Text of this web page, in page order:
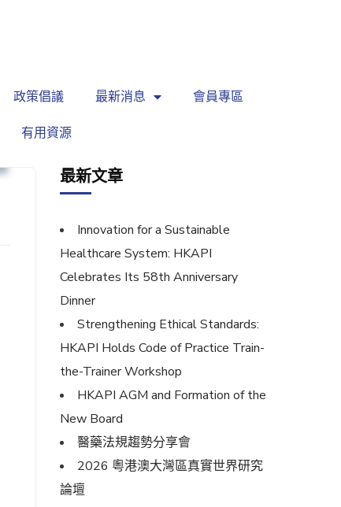
政策倡議 最新消息 會員專區
有用資源
最新文章
Innovation for a Sustainable
Healthcare System: HKAPI
Celebrates Its 58th Anniversary
Dinner
Strengthening Ethical Standards:
HKAPI Holds Code of Practice Train-
the-Trainer Workshop
HKAPI AGM and Formation of the
New Board
醫藥法規趨勢分享會
2026 粵港澳大灣區真實世界研究
論壇